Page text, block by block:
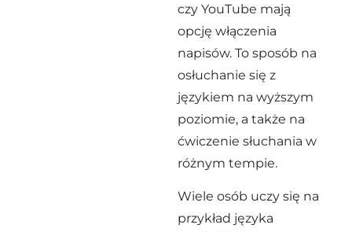
czy YouTube mają
opcję włączenia
napisów. To sposób na
osłuchanie się z
językiem na wyższym
poziomie, a także na
ćwiczenie słuchania w
różnym tempie.
Wiele osób uczy się na
przykład języka